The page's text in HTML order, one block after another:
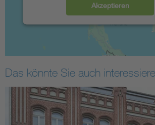
Akzeptieren
Das könnte Sie auch